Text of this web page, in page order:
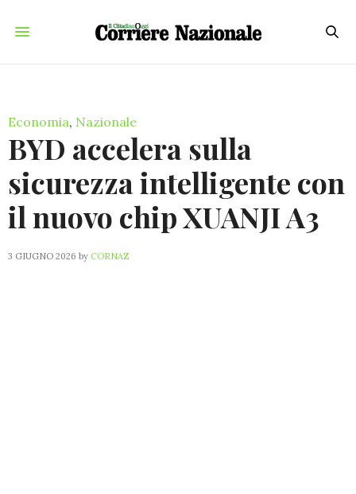
Economia, Nazionale
BYD accelera sulla
sicurezza intelligente con
il nuovo chip XUANJI A3
3 GIUGNO 2026 by CORNAZ